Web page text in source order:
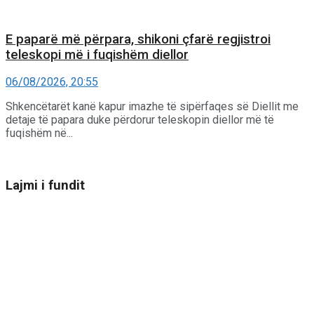
E paparë më përpara, shikoni çfarë regjistroi
teleskopi më i fuqishëm diellor
06/08/2026, 20:55
Shkencëtarët kanë kapur imazhe të sipërfaqes së Diellit me
detaje të papara duke përdorur teleskopin diellor më të
fuqishëm në...
Lajmi i fundit